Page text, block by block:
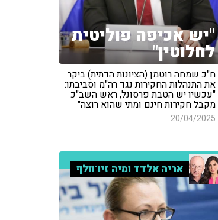
"יש אכיפה פוליטית
לחלוטין"
ח"כ שמחה רוטמן (הציונות הדתית) ביקר
את התנהלות החקירות נגד רה"מ וסביבתו:
"עכשיו יש הטבת פרסונל, ראש השב"כ
מקבל חקירות חינם ומתי שהוא רוצה"
20/04/2025
אריה אלדד ומיה זיו־וולף